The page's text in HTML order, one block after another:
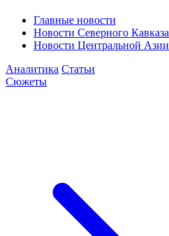
Главные новости
Новости Северного Кавказа
Новости Центральной Азии
Аналитика Статьи
Сюжеты